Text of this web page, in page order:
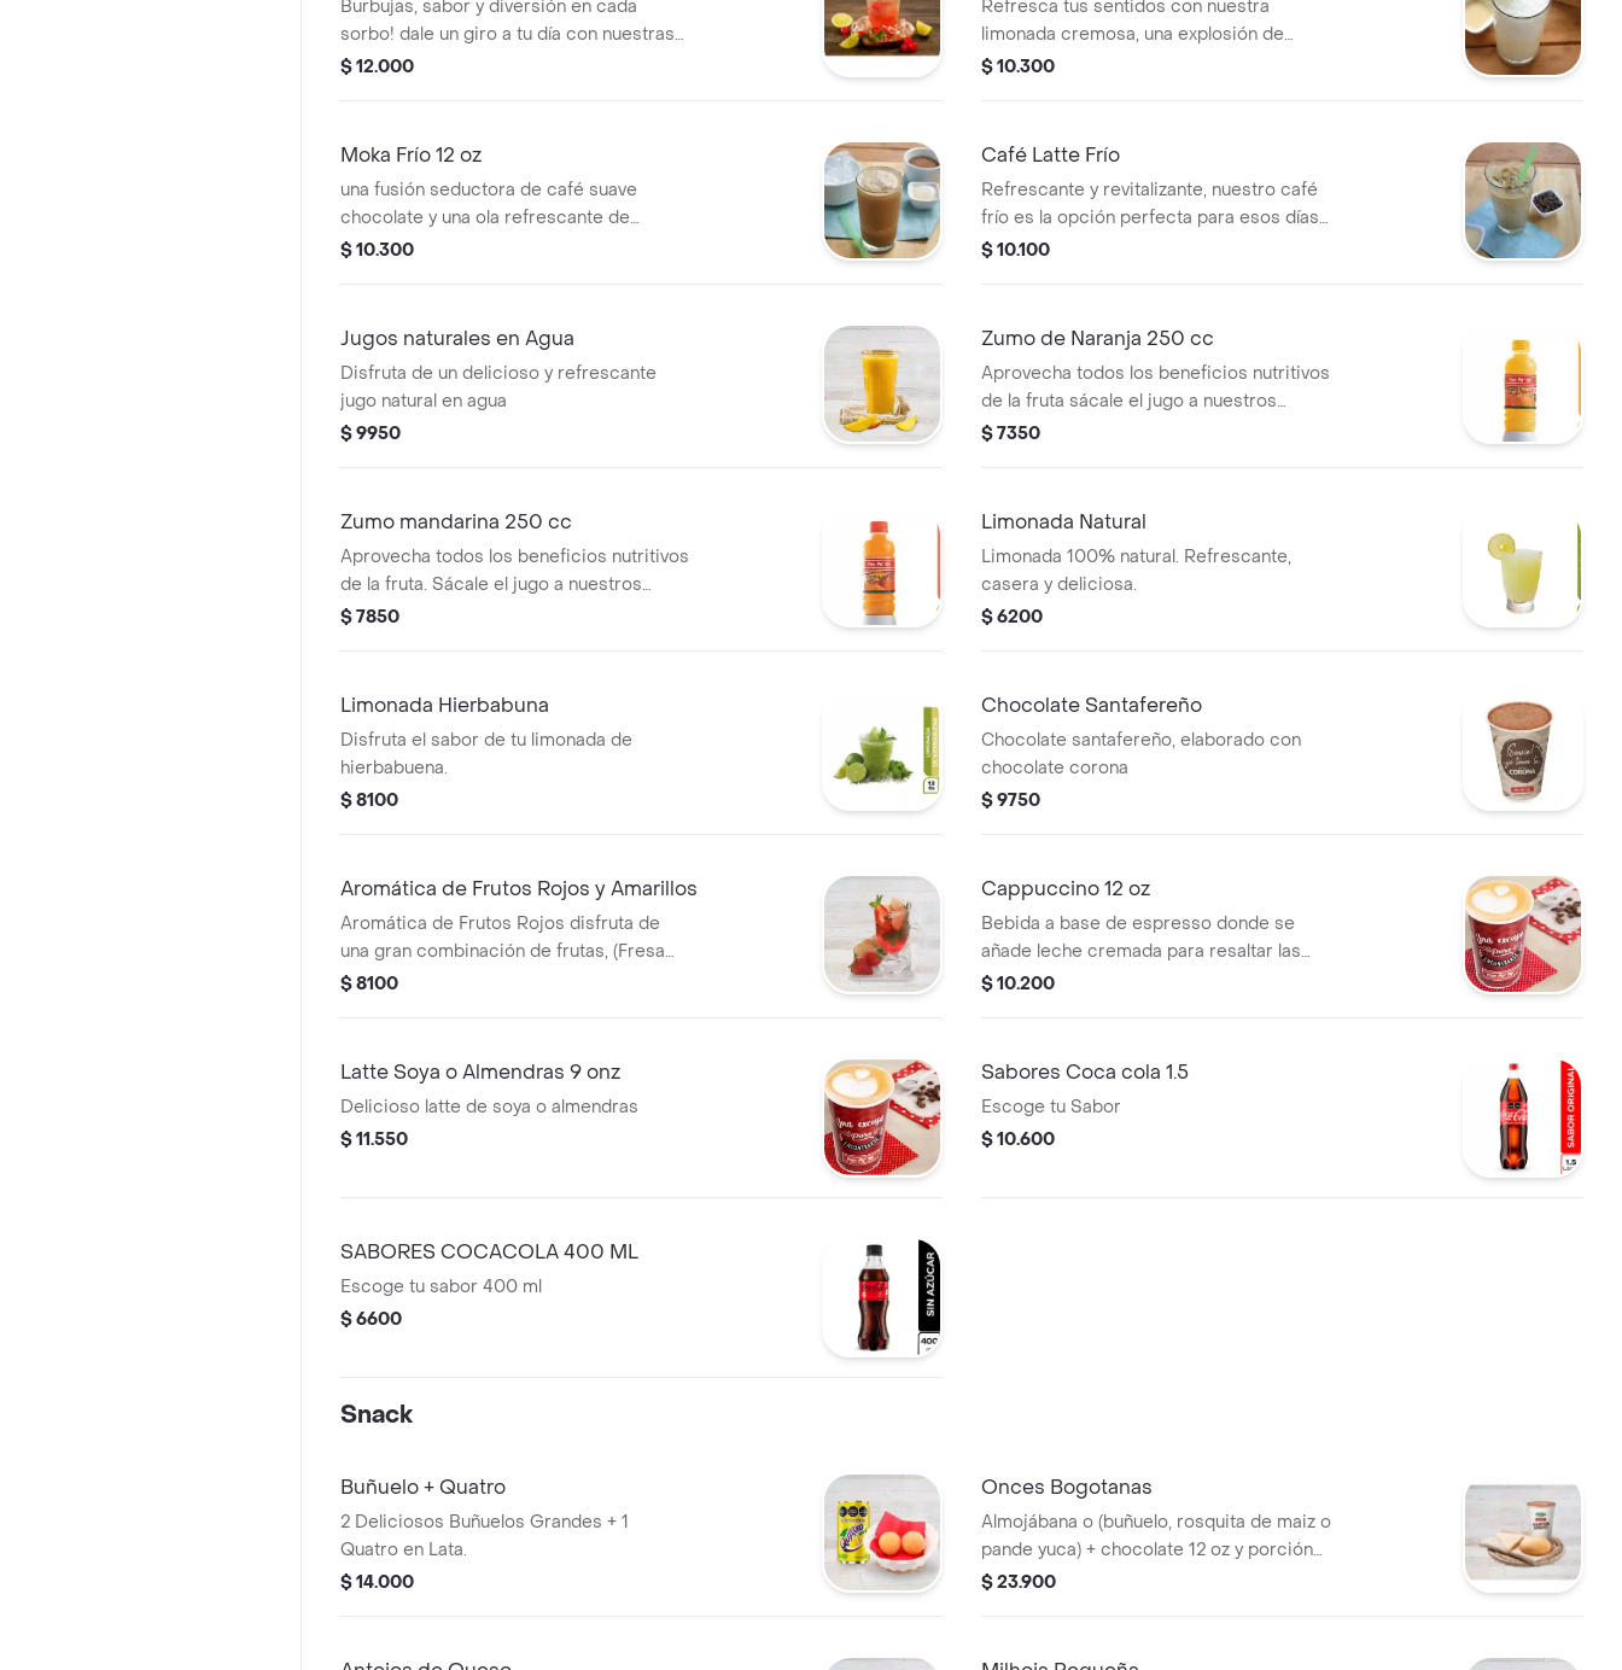
Burbujas, sabor y diversión en cada
sorbo! dale un giro a tu día con nuestras
deliciosas sodas refrescantes.
$ 12.000
Refresca tus sentidos con nuestra
limonada cremosa, una explosión de
sabor que combina la frescura del limón
$ 10.300
Moka Frío 12 oz
una fusión seductora de café suave
chocolate y una ola refrescante de
cremosa espuma
$ 10.300
Café Latte Frío
Refrescante y revitalizante, nuestro café
frío es la opción perfecta para esos días
cálidos.
$ 10.100
Jugos naturales en Agua
Disfruta de un delicioso y refrescante
jugo natural en agua
$ 9950
Zumo de Naranja 250 cc
Aprovecha todos los beneficios nutritivos
de la fruta sácale el jugo a nuestros
zumos naturales
$ 7350
Zumo mandarina 250 cc
Aprovecha todos los beneficios nutritivos
de la fruta. Sácale el jugo a nuestros
zumos naturales
$ 7850
Limonada Natural
Limonada 100% natural. Refrescante,
casera y deliciosa.
$ 6200
Limonada Hierbabuna
Disfruta el sabor de tu limonada de
hierbabuena.
$ 8100
Chocolate Santafereño
Chocolate santafereño, elaborado con
chocolate corona
$ 9750
Aromática de Frutos Rojos y Amarillos
Aromática de Frutos Rojos disfruta de
una gran combinación de frutas, (Fresa
manzana hierbabuena endulzada con
$ 8100
Cappuccino 12 oz
Bebida a base de espresso donde se
añade leche cremada para resaltar las
notas dulces del café.
$ 10.200
Latte Soya o Almendras 9 onz
Delicioso latte de soya o almendras
$ 11.550
Sabores Coca cola 1.5
Escoge tu Sabor
$ 10.600
SABORES COCACOLA 400 ML
Escoge tu sabor 400 ml
$ 6600
Snack
Buñuelo + Quatro
2 Deliciosos Buñuelos Grandes + 1
Quatro en Lata.
$ 14.000
Onces Bogotanas
Almojábana o (buñuelo, rosquita de maiz o
pande yuca) + chocolate 12 oz y porción
de queso
$ 23.900